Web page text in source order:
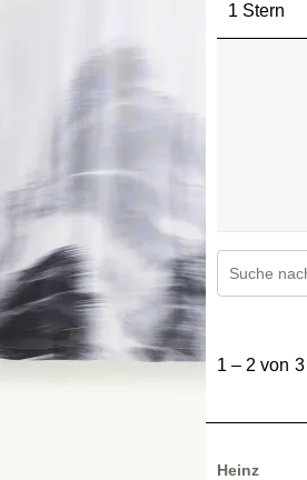
1 Stern
Themen
1
bis
Bewertungen.
1 – 2 von 3
Heinz